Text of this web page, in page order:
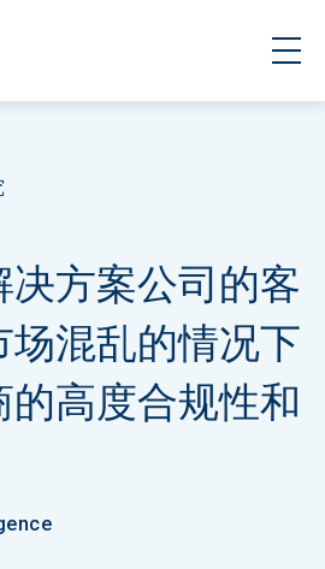
方案公司的客
场混乱的情况下
高度合规性和